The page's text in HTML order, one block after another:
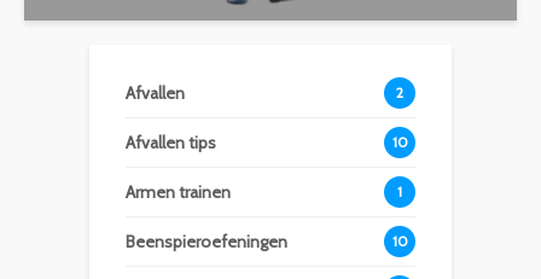
Afvallen 2
Afvallen tips 10
Armen trainen 1
Beenspieroefeningen 10